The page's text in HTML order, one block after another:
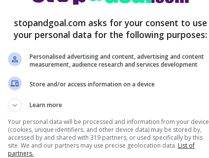
continua a
in maniera
sul
Gli
alle
tanti
e tra
...Leggi
L’Atalanta è una
delle società
italiane più attive
sul calciomercato.
tutto
stopandgoal.com asks for your consent to use
your personal data for the following purposes:
Personalised advertising and content, advertising and content
measurement, audience research and services development
Store and/or access information on a device
Learn more
Your personal data will be processed and information from your device
(cookies, unique identifiers, and other device data) may be stored by,
accessed by and shared with 319 partners, or used specifically by this
site. We and our partners may use precise geolocation data. List of
partners.